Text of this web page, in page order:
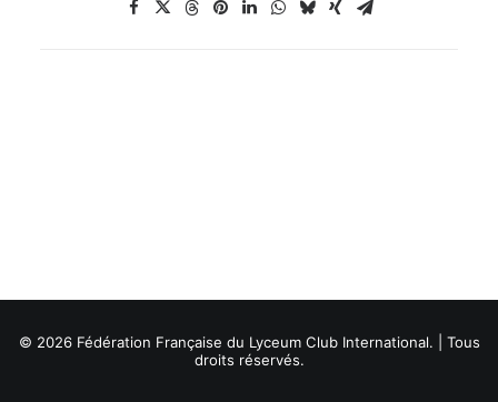
© 2026 Fédération Française du Lyceum Club International. | Tous
droits réservés.